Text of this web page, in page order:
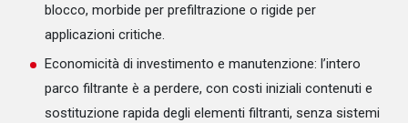
blocco, morbide per prefiltrazione o rigide per
applicazioni critiche.​
Economicità di investimento e manutenzione: l’intero
parco filtrante è a perdere, con costi iniziali contenuti e
sostituzione rapida degli elementi filtranti, senza sistemi